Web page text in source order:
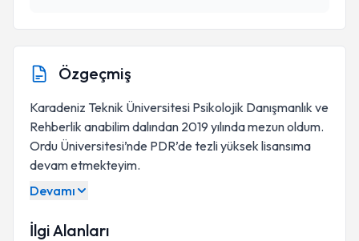
Özgeçmiş
Karadeniz Teknik Üniversitesi Psikolojik Danışmanlık ve
Rehberlik anabilim dalından 2019 yılında mezun oldum.
Ordu Üniversitesi’nde PDR’de tezli yüksek lisansıma
devam etmekteyim.
Devamı
İlgi Alanları